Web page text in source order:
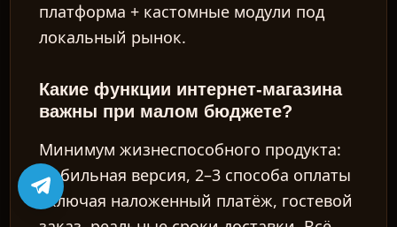
платформа + кастомные модули под
локальный рынок.
Какие функции интернет-магазина
важны при малом бюджете?
Минимум жизнеспособного продукта:
мобильная версия, 2–3 способа оплаты
включая наложенный платёж, гостевой